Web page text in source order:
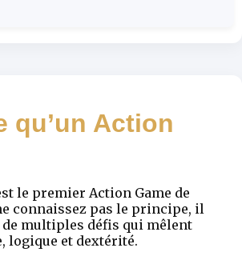
qu’un Action
le premier Action Game de
connaissez pas le principe, il
de multiples défis qui mêlent
logique et dextérité.